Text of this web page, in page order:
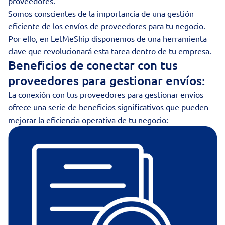
Somos conscientes de la importancia de una gestión
eficiente de los envíos de proveedores para tu negocio.
Por ello, en LetMeShip disponemos de una herramienta
clave que revolucionará esta tarea dentro de tu empresa.
Beneficios de conectar con tus
proveedores para gestionar envíos:
La conexión con tus proveedores para gestionar envíos
ofrece una serie de beneficios significativos que pueden
mejorar la eficiencia operativa de tu negocio: